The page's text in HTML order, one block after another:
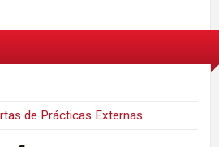
de Prácticas Externas